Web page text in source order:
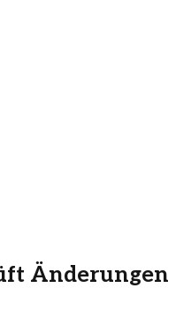
Änderungen